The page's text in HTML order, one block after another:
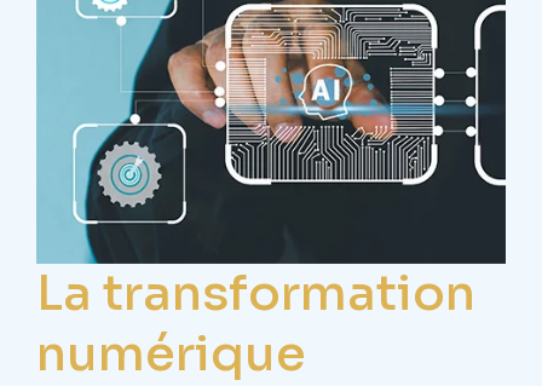
La transformation
numérique